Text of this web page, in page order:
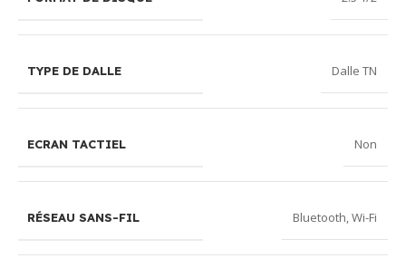
TYPE DE DALLE Dalle TN
ECRAN TACTIEL Non
RÉSEAU SANS-FIL Bluetooth,Wi-Fi